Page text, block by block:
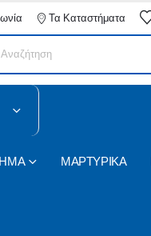
Τα Καταστήματα
ΜΑΡΤΥΡΙΚΑ